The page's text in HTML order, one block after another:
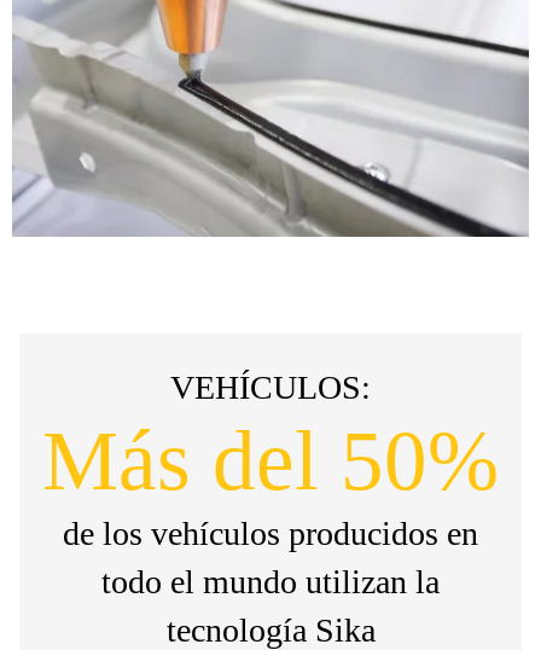
VEHÍCULOS:
Más del 50%
de los vehículos producidos en
todo el mundo utilizan la
tecnología Sika